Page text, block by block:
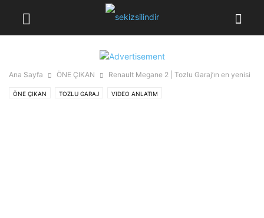
Ana Sayfa ÖNE ÇIKAN Renault Megane 2 | Tozlu Garaj’ın en yenisi
ÖNE ÇIKAN TOZLU GARAJ VIDEO ANLATIM